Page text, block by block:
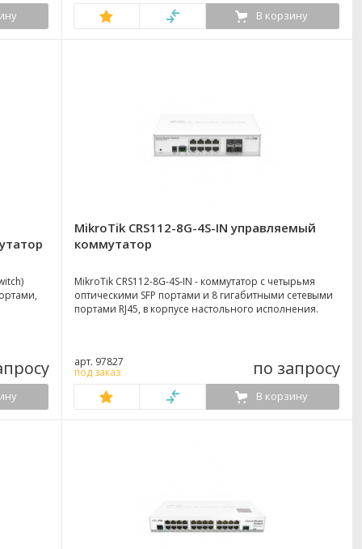
В корзину
MikroTik CRS112-8G-4S-IN управляемый
коммутатор
MikroTik CRS112-8G-4S-IN - коммутатор с четырьмя
оптическими SFP портами и 8 гигабитными сетевыми
портами RJ45, в корпусе настольного исполнения.
арт. 97827
под заказ по запросу
В корзину